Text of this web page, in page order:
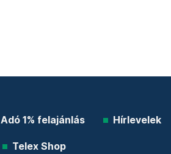
Adó 1% felajánlás Hírlevelek
Telex Shop